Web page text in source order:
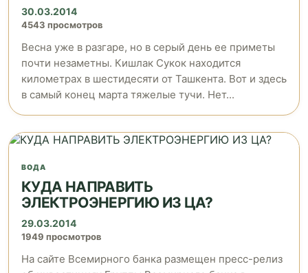
30.03.2014
4543 просмотров
Весна уже в разгаре, но в серый день ее приметы
почти незаметны. Кишлак Сукок находится
километрах в шестидесяти от Ташкента. Вот и здесь
в самый конец марта тяжелые тучи. Нет...
ВОДА
КУДА НАПРАВИТЬ
ЭЛЕКТРОЭНЕРГИЮ ИЗ ЦА?
29.03.2014
1949 просмотров
На сайте Всемирного банка размещен пресс-релиз